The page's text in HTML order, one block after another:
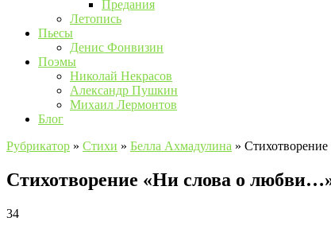
Предания
Летопись
Пьесы
Денис Фонвизин
Поэмы
Николай Некрасов
Александр Пушкин
Михаил Лермонтов
Блог
Рубрикатор » Стихи » Белла Ахмадулина »
Стихотворение «Ни слова о
34